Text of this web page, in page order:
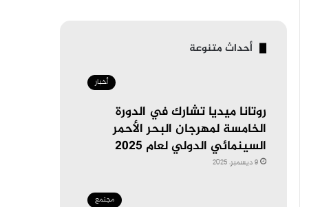
أحداث متنوعة
أخبار
روتانا ميديا تشارك في الدورة
الخامسة لمهرجان البحر الأحمر
السينمائي الدولي لعام 2025
9 ديسمبر، 2025
مجتمع